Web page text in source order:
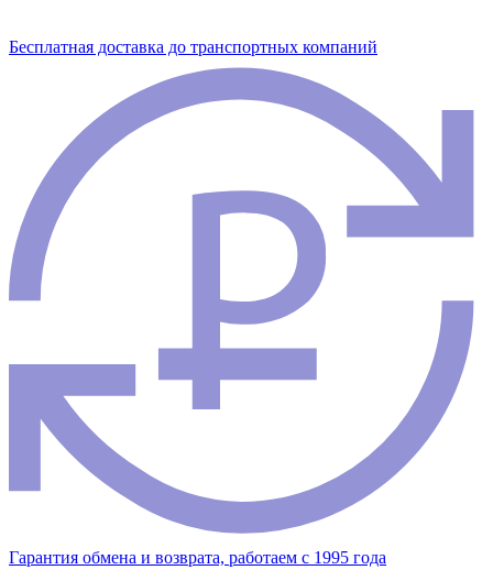
Бесплатная доставка до транспортных компаний
Гарантия обмена и возврата, работаем с 1995 года